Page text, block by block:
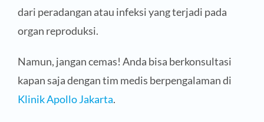
dari peradangan atau infeksi yang terjadi pada
organ reproduksi.
Namun, jangan cemas! Anda bisa berkonsultasi
kapan saja dengan tim medis berpengalaman di
Klinik Apollo Jakarta.